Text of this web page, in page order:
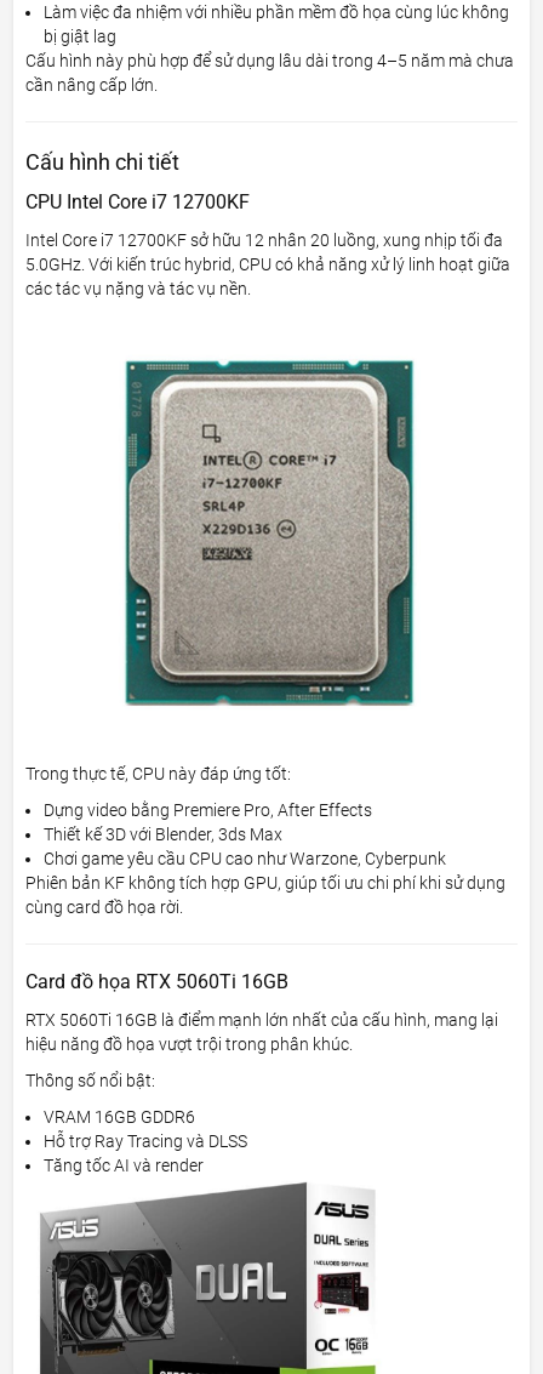
Làm việc đa nhiệm với nhiều phần mềm đồ họa cùng lúc không
bị giật lag
Cấu hình này phù hợp để sử dụng lâu dài trong 4–5 năm mà chưa
cần nâng cấp lớn.
Cấu hình chi tiết
CPU Intel Core i7 12700KF
Intel Core i7 12700KF sở hữu 12 nhân 20 luồng, xung nhịp tối đa
5.0GHz. Với kiến trúc hybrid, CPU có khả năng xử lý linh hoạt giữa
các tác vụ nặng và tác vụ nền.
Trong thực tế, CPU này đáp ứng tốt:
Dựng video bằng Premiere Pro, After Effects
Thiết kế 3D với Blender, 3ds Max
Chơi game yêu cầu CPU cao như Warzone, Cyberpunk
Phiên bản KF không tích hợp GPU, giúp tối ưu chi phí khi sử dụng
cùng card đồ họa rời.
Card đồ họa RTX 5060Ti 16GB
RTX 5060Ti 16GB là điểm mạnh lớn nhất của cấu hình, mang lại
hiệu năng đồ họa vượt trội trong phân khúc.
Thông số nổi bật:
VRAM 16GB GDDR6
Hỗ trợ Ray Tracing và DLSS
Tăng tốc AI và render